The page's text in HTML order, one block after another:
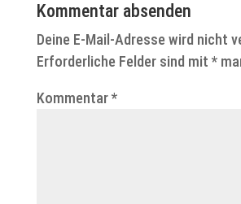
Kommentar absenden
Deine E-Mail-Adresse wird nicht
Erforderliche Felder sind mit *
Kommentar*